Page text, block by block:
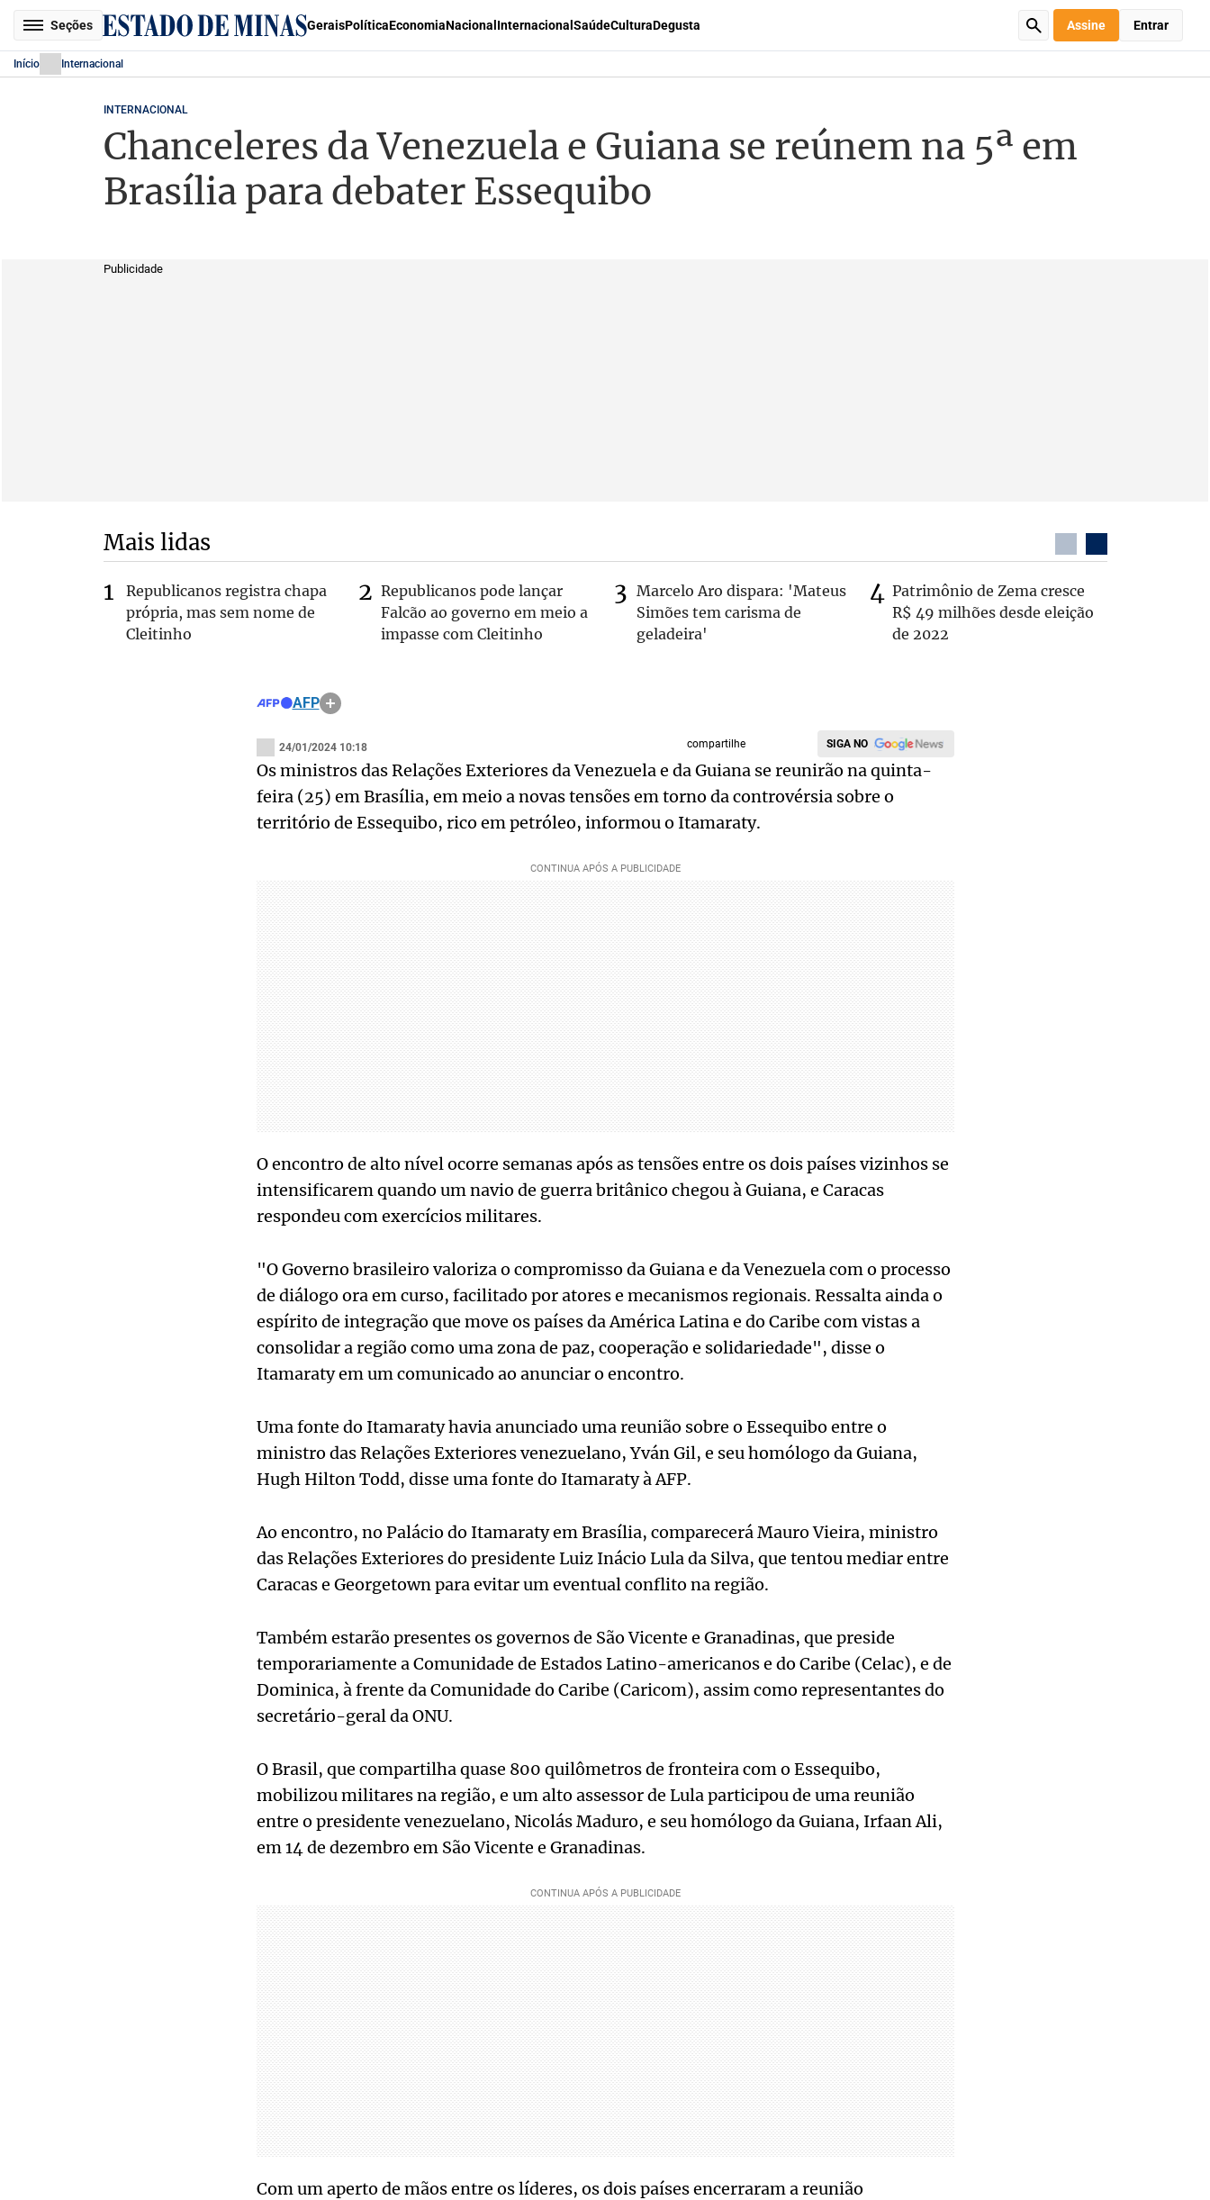
Seções GeraisPolíticaEconomiaNacional Internacional SaúdeCulturaDegusta Assine Entrar
Início Internacional
INTERNACIONAL
Chanceleres da Venezuela e Guiana se reúnem na 5ª em
Brasília para debater Essequibo
Publicidade
Mais lidas
Republicanos registra chapa
própria, mas sem nome de
Cleitinho
Republicanos pode lançar
Falcão ao governo em meio a
impasse com Cleitinho
Marcelo Aro dispara: 'Mateus
Simões tem carisma de
geladeira'
Patrimônio de Zema cresce
R$ 49 milhões desde eleição
de 2022
AFP
24/01/2024 10:18 compartilhe SIGA NO
Os ministros das Relações Exteriores da Venezuela e da Guiana se reunirão na quinta-
feira (25) em Brasília, em meio a novas tensões em torno da controvérsia sobre o
território de Essequibo, rico em petróleo, informou o Itamaraty.
O encontro de alto nível ocorre semanas após as tensões entre os dois países vizinhos se
intensificarem quando um navio de guerra britânico chegou à Guiana, e Caracas
respondeu com exercícios militares.
"O Governo brasileiro valoriza o compromisso da Guiana e da Venezuela com o processo
de diálogo ora em curso, facilitado por atores e mecanismos regionais. Ressalta ainda o
espírito de integração que move os países da América Latina e do Caribe com vistas a
consolidar a região como uma zona de paz, cooperação e solidariedade", disse o
Itamaraty em um comunicado ao anunciar o encontro.
Uma fonte do Itamaraty havia anunciado uma reunião sobre o Essequibo entre o
ministro das Relações Exteriores venezuelano, Yván Gil, e seu homólogo da Guiana,
Hugh Hilton Todd, disse uma fonte do Itamaraty à AFP.
Ao encontro, no Palácio do Itamaraty em Brasília, comparecerá Mauro Vieira, ministro
das Relações Exteriores do presidente Luiz Inácio Lula da Silva, que tentou mediar entre
Caracas e Georgetown para evitar um eventual conflito na região.
Também estarão presentes os governos de São Vicente e Granadinas, que preside
temporariamente a Comunidade de Estados Latino-americanos e do Caribe (Celac), e de
Dominica, à frente da Comunidade do Caribe (Caricom), assim como representantes do
secretário-geral da ONU.
O Brasil, que compartilha quase 800 quilômetros de fronteira com o Essequibo,
mobilizou militares na região, e um alto assessor de Lula participou de uma reunião
entre o presidente venezuelano, Nicolás Maduro, e seu homólogo da Guiana, Irfaan Ali,
em 14 de dezembro em São Vicente e Granadinas.
Com um aperto de mãos entre os líderes, os dois países encerraram a reunião